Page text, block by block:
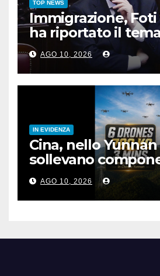
TOP NEWS
Immigrazione, Foti
ha riportato il
dell’agenda Ue”
AGO 10, 2026
IN EVIDENZA
Cina, nello
sollevano
rete elettrica da
AGO 10, 2026